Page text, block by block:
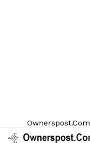
Ownerspost.Com